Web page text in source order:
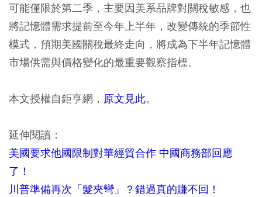
可能僅限於第二季，主要因美系品牌對關稅敏感，也
將記憶體需求提前至今年上半年，改變傳統的季節性
模式，預期美國關稅最終走向，將成為下半年記憶體
市場供需與價格變化的最重要觀察指標。
本文授權自鉅亨網， 原文見此。
延伸閱讀：
美國要求他國限制對華經貿合作 中國商務部回應
了！
川普準備再次「髮夾彎」？錯過真的賺不回！